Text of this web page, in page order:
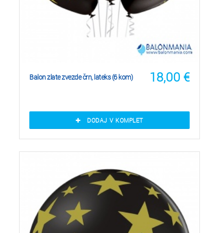
18,00 €
Balon zlate zvezde črn, lateks (6 kom)
DODAJ V KOMPLET